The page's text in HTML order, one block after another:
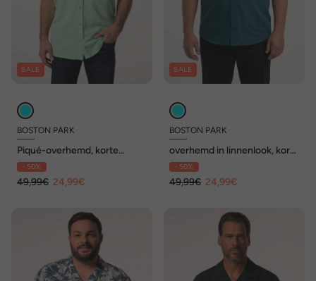
SALE
BOSTON PARK
Piqué-overhemd, korte
mouw, Kentkraag, comfort
fit, tot 8 XL
- 50%
49,99€ 24,99€
SALE
BOSTON PARK
overhemd in linnenlook, korte
mouwen, buttondown kraag,
comfortabele pasvorm, tot
8XL
- 50%
49,99€ 24,99€